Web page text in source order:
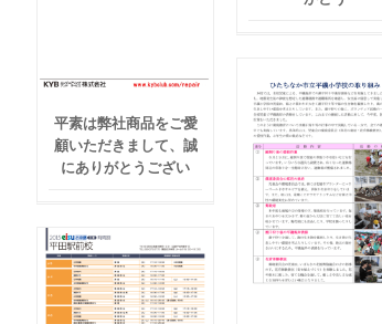
平素は弊社商品をご愛
顧いただきまして、誠
にありがとうござい